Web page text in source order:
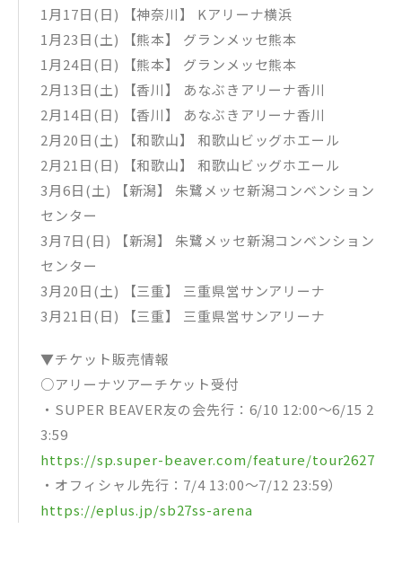
1月17日(日) 【神奈川】 Kアリーナ横浜
1月23日(土) 【熊本】 グランメッセ熊本
1月24日(日) 【熊本】 グランメッセ熊本
2月13日(土) 【香川】 あなぶきアリーナ香川
2月14日(日) 【香川】 あなぶきアリーナ香川
2月20日(土) 【和歌山】 和歌山ビッグホエール
2月21日(日) 【和歌山】 和歌山ビッグホエール
3月6日(土) 【新潟】 朱鷺メッセ新潟コンベンション
センター
3月7日(日) 【新潟】 朱鷺メッセ新潟コンベンション
センター
3月20日(土) 【三重】 三重県営サンアリーナ
3月21日(日) 【三重】 三重県営サンアリーナ
▼チケット販売情報
○アリーナツアーチケット受付
・SUPER BEAVER友の会先行：6/10 12:00～6/15 2
3:59
https://sp.super-beaver.com/feature/tour2627
・オフィシャル先行：7/4 13:00～7/12 23:59）
https://eplus.jp/sb27ss-arena